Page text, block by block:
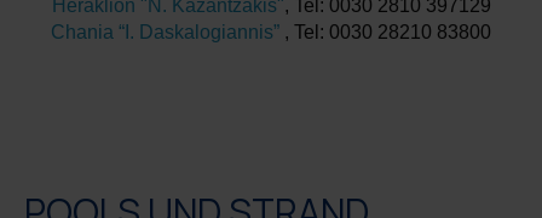
Heraklion "N. Kazantzakis", Tel: 0030 2810 397129
Chania “I. Daskalogiannis” , Tel: 0030 28210 83800